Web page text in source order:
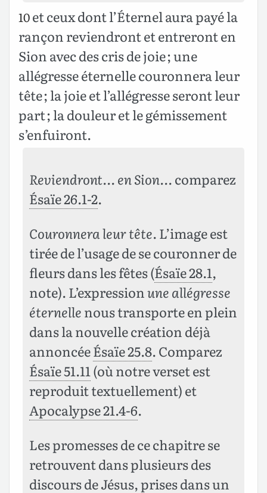
10et ceux dont l’Éternel aura payé la
rançon reviendront et entreront en
Sion avec des cris de joie ; une
allégresse éternelle couronnera leur
tête ; la joie et l’allégresse seront leur
part ; la douleur et le gémissement
s’enfuiront.
Reviendront… en Sion…comparez
Ésaïe 26.1-2.
Couronnera leur tête. L’image est
tirée de l’usage de se couronner de
fleurs dans les fêtes (Ésaïe 28.1,
note). L’expressionune allégresse
éternellenous transporte en plein
dans la nouvelle création déjà
annoncéeÉsaïe 25.8. Comparez
Ésaïe 51.11(où notre verset est
reproduit textuellement) et
Apocalypse 21.4-6.
Les promesses de ce chapitre se
retrouvent dans plusieurs des
discours de Jésus, prises dans un